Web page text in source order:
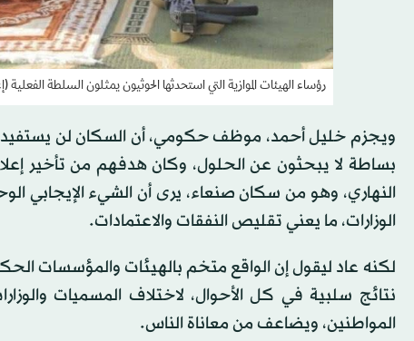
رؤساء الهيئات الموازية التي استحدثها الحوثيون يمثلون السلطة الفعلية
ويجزم خليل أحمد، موظف حكومي، أن السكان لن
بساطة لا يبحثون عن الحلول، ‏وكان هدفهم من تأخير
النهاري، وهو من سكان صنعاء، يرى أن الشيء الإيجابي
الوزارات، ما يعني تقليص النفقات والاعتمادات.
لكنه عاد ليقول إن الواقع متخم بالهيئات والمؤسسات
نتائج سلبية في كل الأحوال، لاختلاف المسميات
المواطنين، ويضاعف من معاناة الناس.